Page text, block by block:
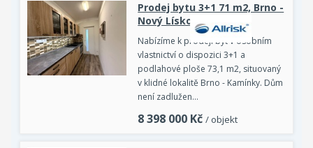
Prodej bytu 3+1 71 m2, Brno -
Nový Lískovec
Nabízíme k prodeji byt v osobním
vlastnictví o dispozici 3+1 a
podlahové ploše 73,1 m2, situovaný
v klidné lokalitě Brno - Kamínky. Dům
není zadlužen…
8 398 000 Kč / objekt